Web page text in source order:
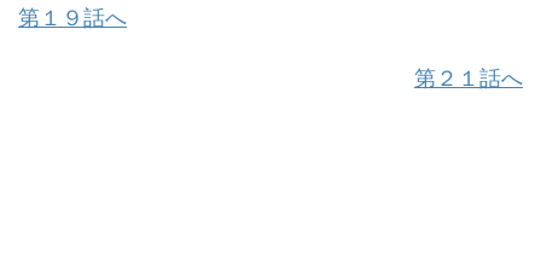
第１９話へ
第２１話へ